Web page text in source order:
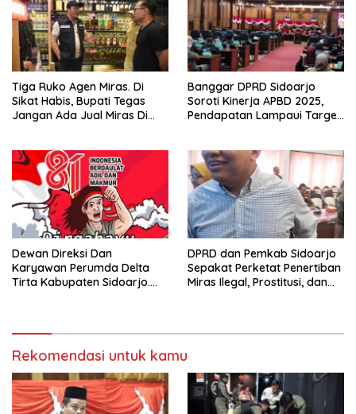
Tiga Ruko Agen Miras. Di
Sikat Habis, Bupati Tegas
Jangan Ada Jual Miras Di
Banggar DPRD Sidoarjo
Soroti Kinerja APBD 2025,
Pendapatan Lampaui Target
Dewan Direksi Dan
Karyawan Perumda Delta
Tirta Kabupaten Sidoarjo.
Agustus Tahun 2026
DPRD dan Pemkab Sidoarjo
Sepakat Perketat Penertiban
Miras Ilegal, Prostitusi, dan
Rekomendasi untuk kamu